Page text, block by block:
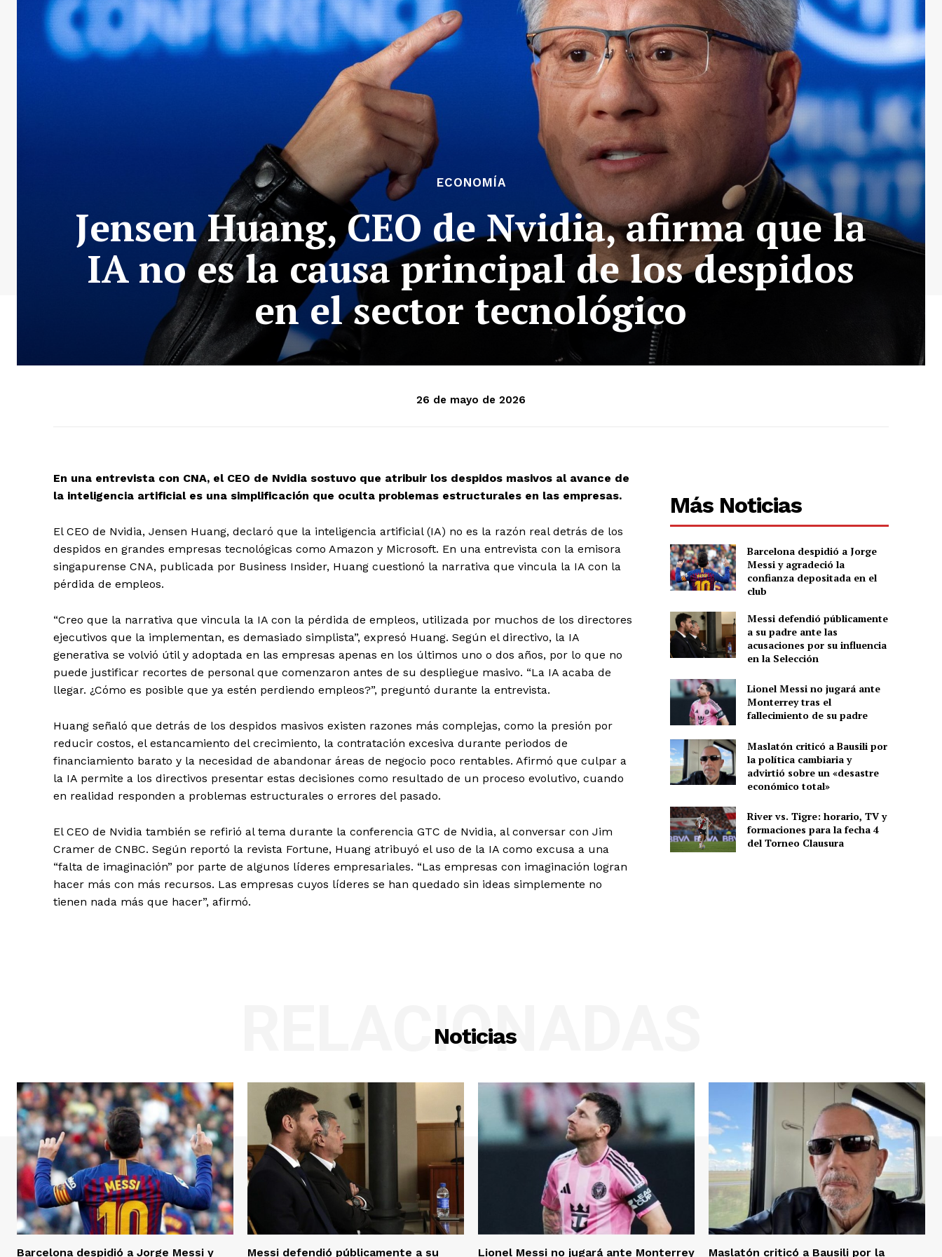
ECONOMÍA
Jensen Huang, CEO de Nvidia, afirma que la
IA no es la causa principal de los despidos
en el sector tecnológico
26 de mayo de 2026
En una entrevista con CNA, el CEO de Nvidia sostuvo que atribuir los despidos masivos al avance de
la inteligencia artificial es una simplificación que oculta problemas estructurales en las empresas.
El CEO de Nvidia, Jensen Huang, declaró que la inteligencia artificial (IA) no es la razón real detrás de los
despidos en grandes empresas tecnológicas como Amazon y Microsoft. En una entrevista con la emisora
singapurense CNA, publicada por Business Insider, Huang cuestionó la narrativa que vincula la IA con la
pérdida de empleos.
“Creo que la narrativa que vincula la IA con la pérdida de empleos, utilizada por muchos de los directores
ejecutivos que la implementan, es demasiado simplista”, expresó Huang. Según el directivo, la IA
generativa se volvió útil y adoptada en las empresas apenas en los últimos uno o dos años, por lo que no
puede justificar recortes de personal que comenzaron antes de su despliegue masivo. “La IA acaba de
llegar. ¿Cómo es posible que ya estén perdiendo empleos?”, preguntó durante la entrevista.
Huang señaló que detrás de los despidos masivos existen razones más complejas, como la presión por
reducir costos, el estancamiento del crecimiento, la contratación excesiva durante periodos de
financiamiento barato y la necesidad de abandonar áreas de negocio poco rentables. Afirmó que culpar a
la IA permite a los directivos presentar estas decisiones como resultado de un proceso evolutivo, cuando
en realidad responden a problemas estructurales o errores del pasado.
El CEO de Nvidia también se refirió al tema durante la conferencia GTC de Nvidia, al conversar con Jim
Cramer de CNBC. Según reportó la revista Fortune, Huang atribuyó el uso de la IA como excusa a una
“falta de imaginación” por parte de algunos líderes empresariales. “Las empresas con imaginación logran
hacer más con más recursos. Las empresas cuyos líderes se han quedado sin ideas simplemente no
tienen nada más que hacer”, afirmó.
Más Noticias
Barcelona despidió a Jorge
Messi y agradeció la
confianza depositada en el
club
Messi defendió públicamente
a su padre ante las
acusaciones por su influencia
en la Selección
Lionel Messi no jugará ante
Monterrey tras el
fallecimiento de su padre
Maslatón criticó a Bausili por
la política cambiaria y
advirtió sobre un «desastre
económico total»
River vs. Tigre: horario, TV y
formaciones para la fecha 4
del Torneo Clausura
Noticias
RELACIONADAS
Barcelona despidió a Jorge Messi y Messi defendió públicamente a su Lionel Messi no jugará ante Monterrey Maslatón criticó a Bausili por la